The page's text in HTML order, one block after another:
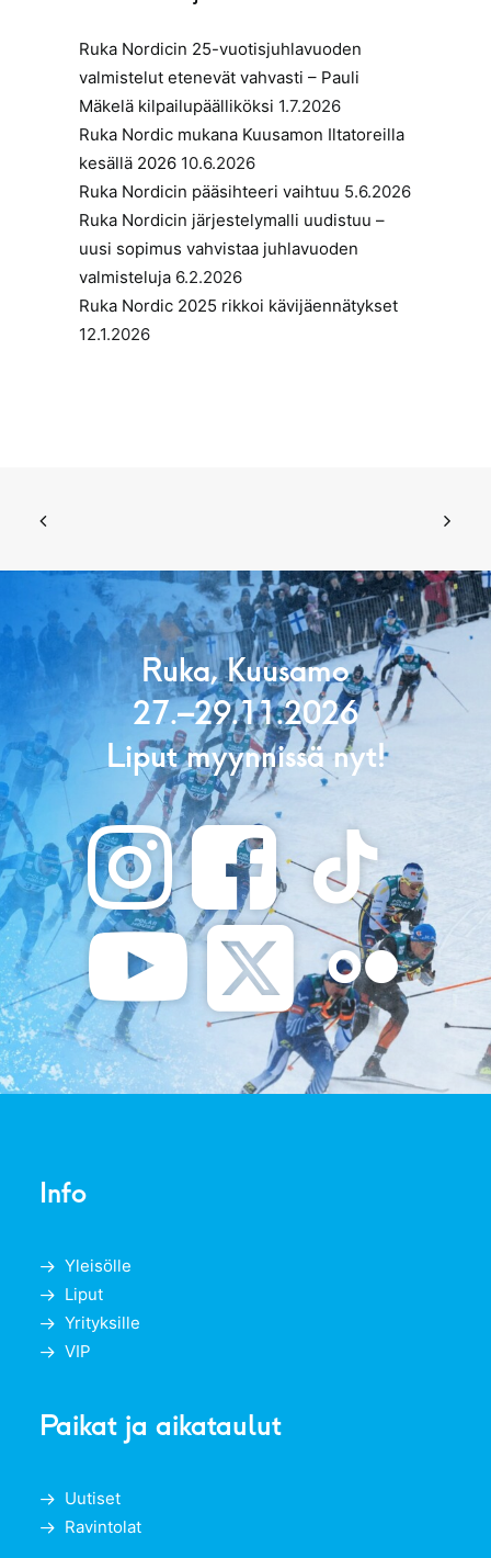
Ruka Nordicin 25-vuotisjuhlavuoden
valmistelut etenevät vahvasti – Pauli
Mäkelä kilpailupäälliköksi 1.7.2026
Ruka Nordic mukana Kuusamon Iltatoreilla
kesällä 2026 10.6.2026
Ruka Nordicin pääsihteeri vaihtuu 5.6.2026
Ruka Nordicin järjestelymalli uudistuu –
uusi sopimus vahvistaa juhlavuoden
valmisteluja 6.2.2026
Ruka Nordic 2025 rikkoi kävijäennätykset
12.1.2026
Ruka, Kuusamo
27.–29.11.2026
Liput myynnissä nyt!
Info
Yleisölle
Liput
Yrityksille
VIP
Paikat ja aikataulut
Uutiset
Ravintolat